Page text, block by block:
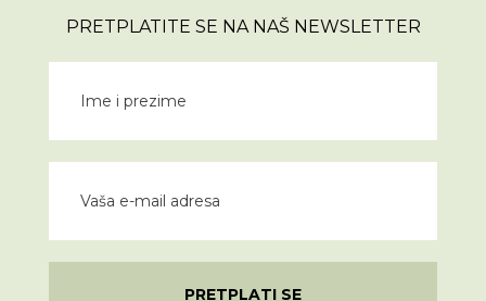
PRETPLATITE SE NA NAŠ NEWSLETTER
PRETPLATI SE